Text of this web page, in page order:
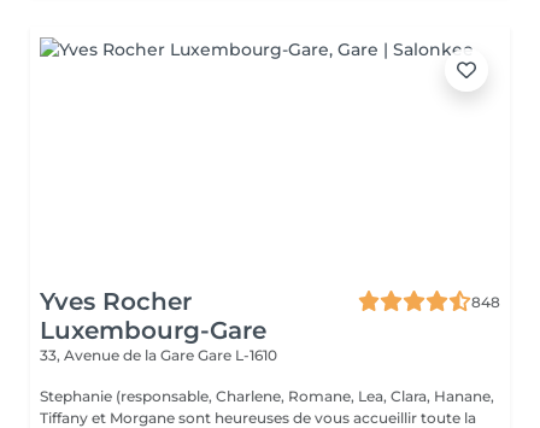
Yves Rocher
Luxembourg-Gare
848
33, Avenue de la Gare Gare L-1610
Stephanie (responsable, Charlene, Romane, Lea, Clara, Hanane,
Tiffany et Morgane sont heureuses de vous accueillir toute la